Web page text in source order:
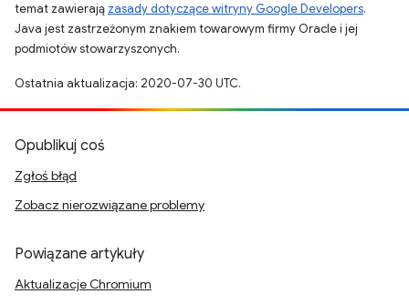
temat zawierają zasady dotyczące witryny Google Developers.
Java jest zastrzeżonym znakiem towarowym firmy Oracle i jej
podmiotów stowarzyszonych.
Ostatnia aktualizacja: 2020-07-30 UTC.
Opublikuj coś
Zgłoś błąd
Zobacz nierozwiązane problemy
Powiązane artykuły
Aktualizacje Chromium